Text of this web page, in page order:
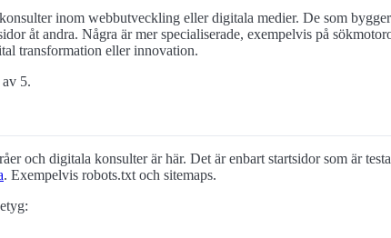
inom webbutveckling eller digitala medier. De som
åt andra. Några är mer specialiserade, exempelvis på
transformation eller innovation.
5.
och digitala konsulter är här. Det är enbart startsidor som är
. Exempelvis robots.txt och sitemaps.